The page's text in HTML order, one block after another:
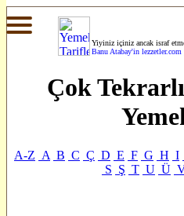
Yiyiniz içiniz ancak israf
Banu Atabay'in
Çok
A-Z A B C Ç D E F G H I
S Ş T U Ü